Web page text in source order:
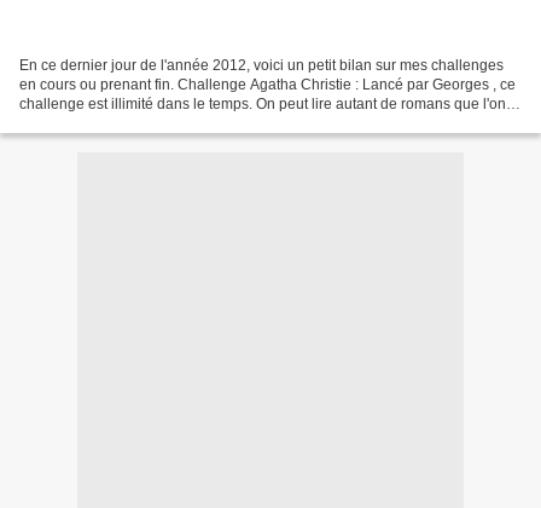
En ce dernier jour de l'année 2012, voici un petit bilan sur mes challenges
en cours ou prenant fin. Challenge Agatha Christie : Lancé par Georges , ce
challenge est illimité dans le temps. On peut lire autant de romans que l'on